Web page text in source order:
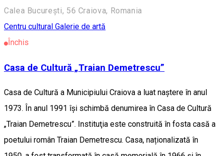
Calea București, 56 Craiova, Romania
Centru cultural Galerie de artă
Închis
Casa de Cultură „Traian Demetrescu”
Casa de Cultură a Municipiului Craiova a luat naștere în anul
1973. În anul 1991 își schimbă denumirea în Casa de Cultură
„Traian Demetrescu”. Instituţia este construită în fosta casă a
poetului român Traian Demetrescu. Casa, naționalizată în